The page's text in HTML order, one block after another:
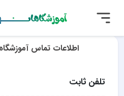
اطلاعات تماس
تلفن ثابت